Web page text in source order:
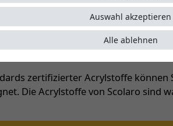
durch ihre erstklassige
von Großschirmen weiß
zertifizierter Acrylstoffe
Die Acrylstoffe von Scolaro sind
Alle ablehnen
Auswahl akzeptieren